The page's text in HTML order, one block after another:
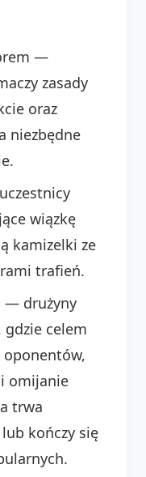
—
zasady
oraz
niezbędne
wiązkę
kamizelki ze
trafień.
— drużyny
celem
omijanie
trwa
kończy się